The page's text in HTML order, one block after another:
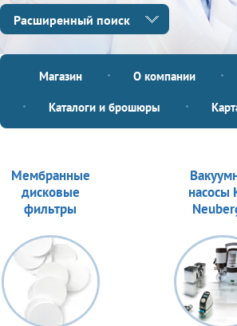
Расширенный поиск
Магазин О компании
Каталоги и брошюры
Мембранные
дисковые
фильтры
насосы